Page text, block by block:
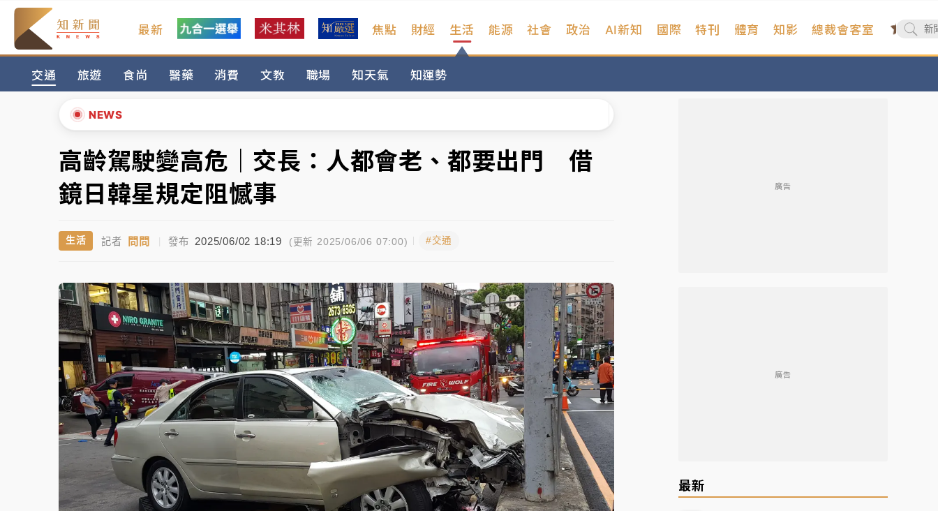
最新 焦點 財經 生活
交通 旅遊 食尚 醫藥 消費 文教 職場 知天氣 知運勢
能源 社會 政治 AI新知 國際 特刊 體育 知影 總裁會客室
NEWS
暑假過三周才推「E宿新北打卡趣」！抽獎程序複雜 觀旅局回應了
中信慈善基金會想增加董事人數！辜仲諒向法院聲請遭駁 理由曝光
故宮《龍藏經》特展第2檔！今線上預約開賣一度塞車 周六起展出延長至晚上7時
台東農業處長涉圖利渡假村！東檢抗告成功 今重開羈押庭
女律師陳昱瑄詐慈濟10億！黃金158kg遭查扣畫面曝光
中信慈善基金會想增加董事人數！辜仲諒向法院聲請遭駁 理由曝光
故宮《龍藏經》特展第2檔！今線上預約開賣一度塞車 周六起展出延長至晚上7時
台東農業處長涉圖利渡假村！東檢抗告成功 今重開羈押庭
父親節泡湯了！中颱白海豚雨彈轟3天 「紅到發紫」降雨熱區曝
▲
▼
高齡駕駛變高危｜交長：人都會老、都要出門 借
鏡日韓星規定阻憾事
生活 記者 問問 | 發布 2025/06/02 18:19 (更新 2025/06/06 07:00) #交通
廣告
廣告
最新